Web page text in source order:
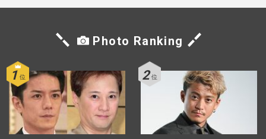
Photo Ranking